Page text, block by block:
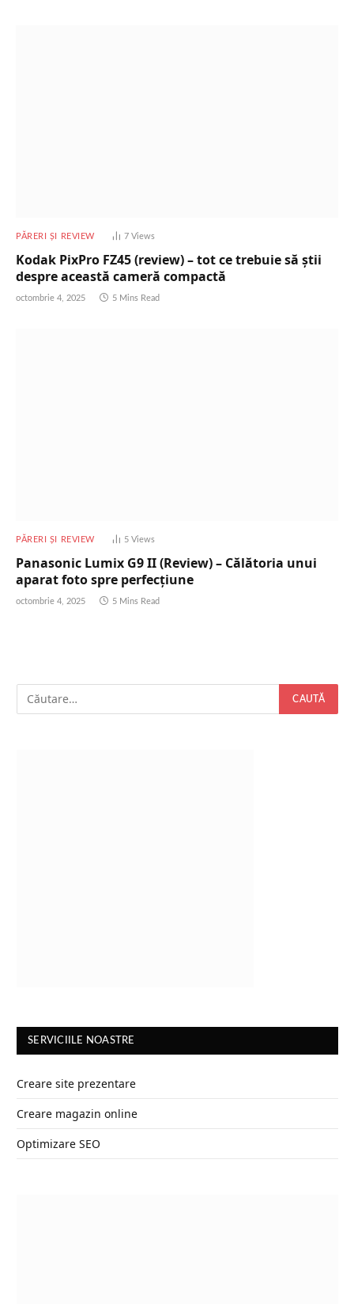
PĂRERI ȘI REVIEW 7 Views
Kodak PixPro FZ45 (review) – tot ce trebuie să știi
despre această cameră compactă
octombrie 4, 2025 5 Mins Read
PĂRERI ȘI REVIEW 5 Views
Panasonic Lumix G9 II (Review) – Călătoria unui
aparat foto spre perfecțiune
octombrie 4, 2025 5 Mins Read
SERVICIILE NOASTRE
Creare site prezentare
Creare magazin online
Optimizare SEO